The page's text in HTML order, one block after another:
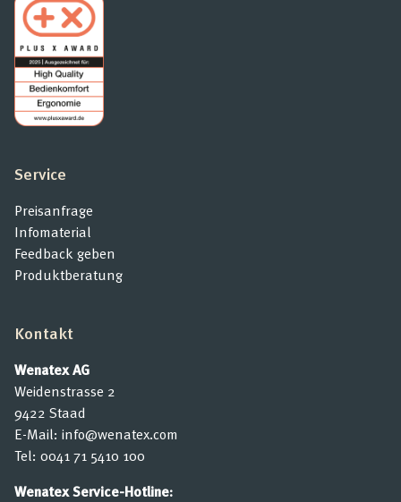
Service
Preisanfrage
Infomaterial
Feedback geben
Produktberatung
Kontakt
Wenatex AG
Weidenstrasse 2
9422 Staad
E-Mail: info@wenatex.com
Tel: 0041 71 5410 100
Wenatex Service-Hotline: